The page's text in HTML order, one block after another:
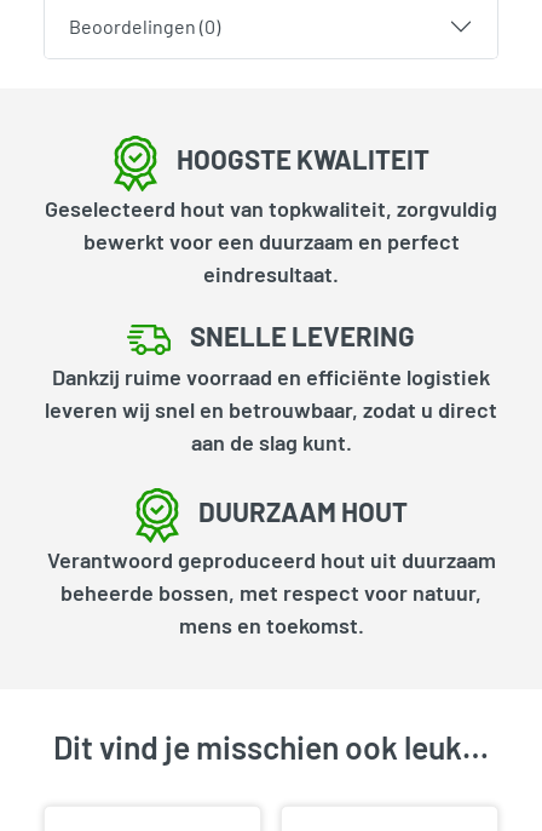
Beoordelingen (0)
HOOGSTE KWALITEIT
Geselecteerd hout van topkwaliteit, zorgvuldig
bewerkt voor een duurzaam en perfect
eindresultaat.
SNELLE LEVERING
Dankzij ruime voorraad en efficiënte logistiek
leveren wij snel en betrouwbaar, zodat u direct
aan de slag kunt.
DUURZAAM HOUT
Verantwoord geproduceerd hout uit duurzaam
beheerde bossen, met respect voor natuur,
mens en toekomst.
Dit vind je misschien ook leuk…